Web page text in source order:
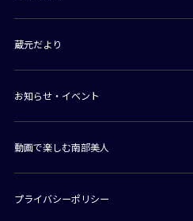
蔵元だより
お知らせ・イベント
動画で楽しむ南部美人
プライバシーポリシー